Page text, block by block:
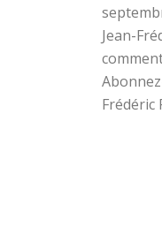
Jean-
Frédéric